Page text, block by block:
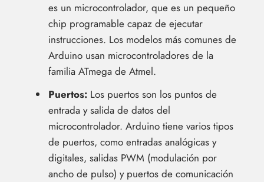
es un microcontrolador, que es un pequeño
chip programable capaz de ejecutar
instrucciones. Los modelos más comunes de
Arduino usan microcontroladores de la
familia ATmega de Atmel.
Puertos: Los puertos son los puntos de
entrada y salida de datos del
microcontrolador. Arduino tiene varios tipos
de puertos, como entradas analógicas y
digitales, salidas PWM (modulación por
ancho de pulso) y puertos de comunicación